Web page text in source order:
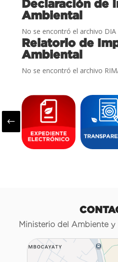
Declaración de
Ambiental
No se encontró el archivo DIA
Relatorio de
Ambiental
No se encontró el archivo
#
Ministerio del Ambiente y